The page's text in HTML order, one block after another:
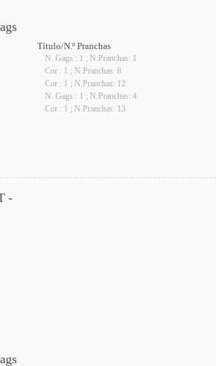
Título/N.º Pranchas
N. Gags : 1 ; N.Pranchas: 1
Cor : 1 ; N.Pranchas: 8
Cor : 1 ; N.Pranchas: 12
N. Gags : 1 ; N.Pranchas: 4
Cor : 1 ; N.Pranchas: 13
-